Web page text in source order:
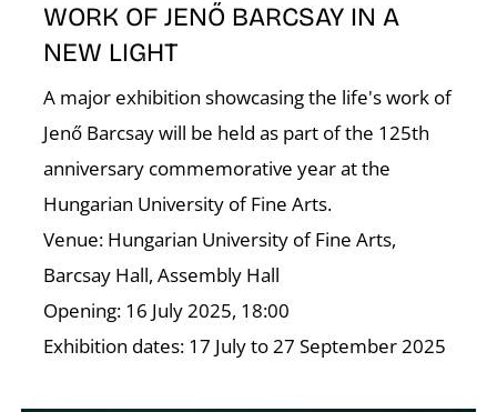
WORK OF JENŐ BARCSAY IN A
NEW LIGHT
A major exhibition showcasing the life's work of
Jenő Barcsay will be held as part of the 125th
anniversary commemorative year at the
Hungarian University of Fine Arts.
Venue: Hungarian University of Fine Arts,
Barcsay Hall, Assembly Hall
Opening: 16 July 2025, 18:00
Exhibition dates: 17 July to 27 September 2025